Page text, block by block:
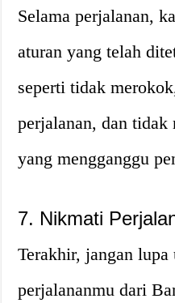
Selama perjalanan,
aturan yang telah
seperti tidak
perjalanan, dan tidak
yang mengganggu
7. Nikmati
Terakhir, jangan
perjalananmu dari